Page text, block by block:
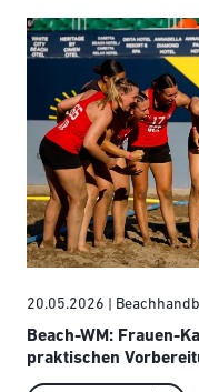
20.05.2026 |
Beach-WM: Frauen-
praktischen